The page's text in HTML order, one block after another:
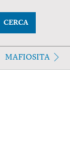
CERCA
MAFIOSITA